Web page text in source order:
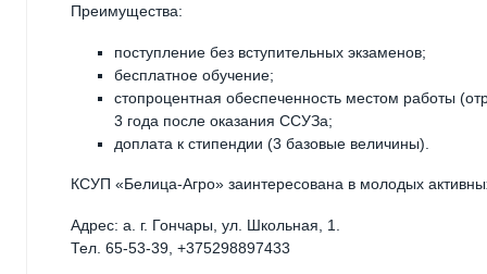
Преимущества:
поступление без вступительных экзаменов;
бесплатное обучение;
стопроцентная обеспеченность местом работы
3 года после оказания ССУЗа;
доплата к стипендии (3 базовые величины).
КСУП «Белица-Агро» заинтересована в молодых
Адрес: а. г. Гончары, ул. Школьная, 1.
Тел. 65-53-39, +375298897433